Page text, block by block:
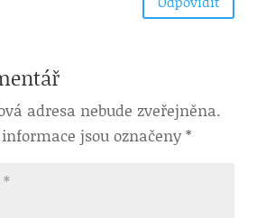
adresa nebude zveřejněna.
jsou označeny*